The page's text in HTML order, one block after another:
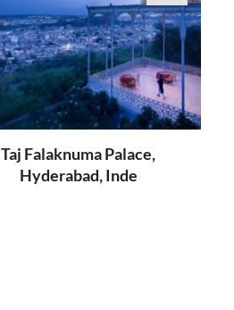
Taj Falaknuma Palace,
Hyderabad, Inde